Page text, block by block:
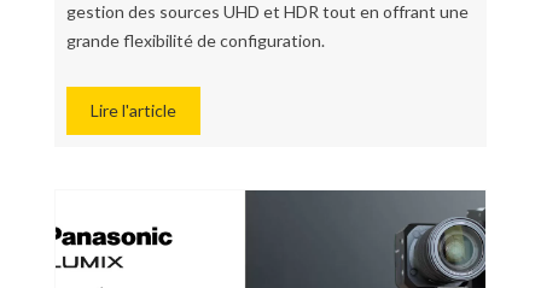
gestion des sources UHD et HDR tout en offrant une
grande flexibilité de configuration.
Lire l'article